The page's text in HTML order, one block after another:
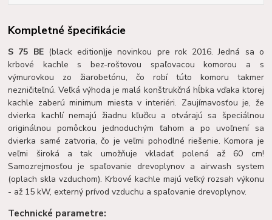
Kompletné špecifikácie
S 75 BE (black edition)je novinkou pre rok 2016. Jedná sa o
krbové kachle s bez-roštovou spaľovacou komorou a s
výmurovkou zo žiarobetónu, čo robí túto komoru takmer
nezničiteľnú. Veľká výhoda je malá konštrukčná hĺbka vďaka ktorej
kachle zaberú minimum miesta v interiéri. Zaujímavosťou je, že
dvierka kachlí nemajú žiadnu kľučku a otvárajú sa špeciálnou
originálnou pomôckou jednoduchým ťahom a po uvoľnení sa
dvierka samé zatvoria, čo je veľmi pohodlné riešenie. Komora je
veľmi široká a tak umožňuje vkladať polená až 60 cm!
Samozrejmosťou je spaľovanie drevoplynov a airwash system
(oplach skla vzduchom). Krbové kachle majú veľký rozsah výkonu
- až 15 kW, externý prívod vzduchu a spaľovanie drevoplynov.
Technické parametre: